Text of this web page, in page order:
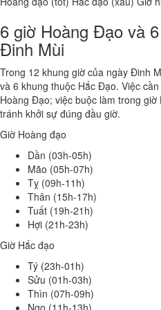
6 giờ Hoàng Đạo và
Đinh Mùi
Trong 12 khung giờ của ngày Đinh
và 6 khung thuộc Hắc Đạo. Việc
Hoàng Đạo; việc buộc làm trong
tránh khởi sự đúng đầu giờ.
Giờ Hoàng đạo
Dần (03h-05h)
Mão (05h-07h)
Tỵ (09h-11h)
Thân (15h-17h)
Tuất (19h-21h)
Hợi (21h-23h)
Giờ Hắc đạo
Tý (23h-01h)
Sửu (01h-03h)
Thìn (07h-09h)
Ngọ (11h-13h)